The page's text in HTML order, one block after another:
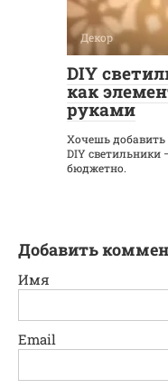
Декор
DIY
как
руками
Хочешь добавить
DIY светильники
бюджетно.
Добавить
Имя
Email